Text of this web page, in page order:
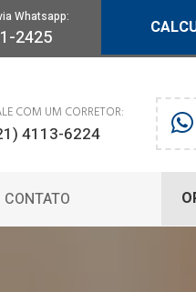
Whatsapp:
2425
COM UM CORRETOR:
4113-6224
CONTATO